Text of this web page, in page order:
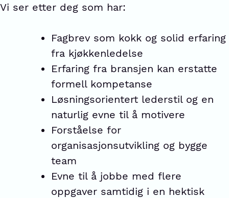
Vi ser etter deg som har:
Fagbrev som kokk og solid erfaring
fra kjøkkenledelse
Erfaring fra bransjen kan erstatte
formell kompetanse
Løsningsorientert lederstil og en
naturlig evne til å motivere
Forståelse for
organisasjonsutvikling og bygge
team
Evne til å jobbe med flere
oppgaver samtidig i en hektisk